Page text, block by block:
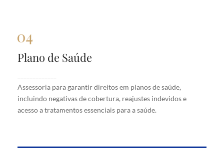
Plano de Saúde
Assessoria para garantir direitos em planos de saúde,
incluindo negativas de cobertura, reajustes indevidos e
acesso a tratamentos essenciais para a saúde.
Plano de Saúde
saúde, incluindo negativas de cobertura, reajustes
indevidos e acesso a tratamentos essenciais para a
saúde.